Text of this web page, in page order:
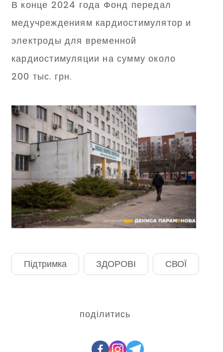
В конце 2024 года Фонд передал
медучреждениям кардиостимулятор и
электроды для временной
кардиостимуляции на сумму около
200 тыс. грн.
Підтримка ЗДОРОВІ СВОЇ
поділитись